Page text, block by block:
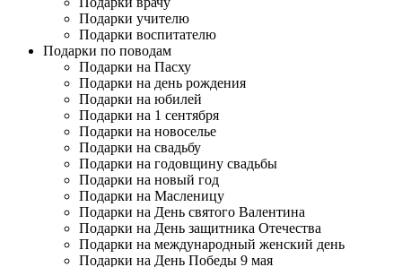
Подарки учителю
Подарки воспитателю
Подарки по поводам
Подарки на Пасху
Подарки на день рождения
Подарки на юбилей
Подарки на 1 сентября
Подарки на новоселье
Подарки на свадьбу
Подарки на годовщину свадьбы
Подарки на новый год
Подарки на Масленицу
Подарки на День святого Валентина
Подарки на День защитника Отечества
Подарки на международный женский день
Подарки на День Победы 9 мая